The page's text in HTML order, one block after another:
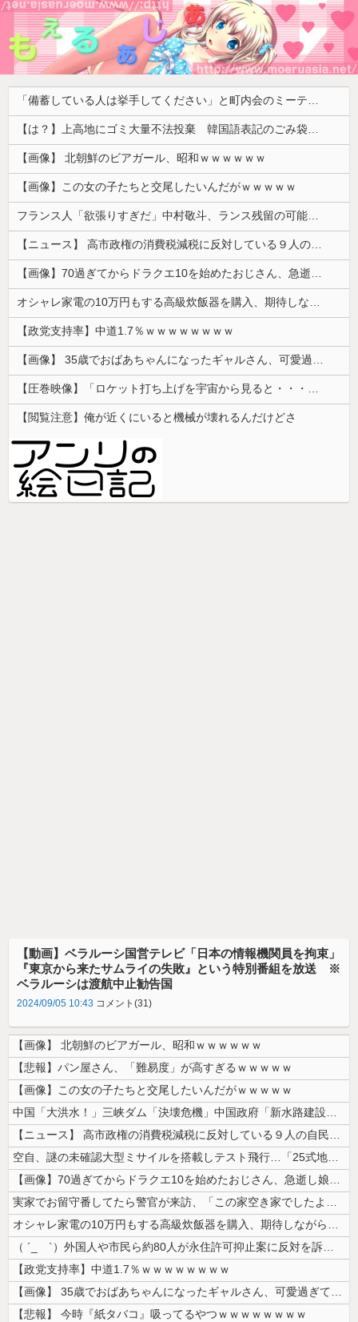
「備蓄している人は挙手してください」と町内会のミーティング、何の気なしに手を挙げてしまった結果……
【は？】上高地にゴミ大量不法投棄 韓国語表記のごみ袋に紙やプラスチック、缶、瓶などが混在 生肉やキムチ、ラーメンなどさまざまな生ごみ
【画像】 北朝鮮のビアガール、昭和ｗｗｗｗｗｗ
【画像】この女の子たちと交尾したいんだがｗｗｗｗｗ
フランス人「欲張りすぎだ」中村敬斗、ランス残留の可能性を会長が示唆！移籍金が交渉の壁に..現地サポの本音がこれ！【海外の反応】
【ニュース】 高市政権の消費税減税に反対している９人の自民党議員が全て判明！！！！ やっぱりコイツラかｗｗｗｗｗ
【画像】70過ぎてからドラクエ10を始めたおじさん、急逝し娘に色々開示されてしまう
オシャレ家電の10万円もする高級炊飯器を購入、期待しながら御飯を炊いてみた結果……
【政党支持率】中道1.7％ｗｗｗｗｗｗｗｗ
【画像】 35歳でおばあちゃんになったギャルさん、可愛過ぎて嫉妬不可避w w w w w w w w w w w
【圧巻映像】「ロケット打ち上げを宇宙から見ると・・・」の動画が衝撃的
【閲覧注意】俺が近くにいると機械が壊れるんだけどさ
【動画】ベラルーシ国営テレビ「日本の情報機関員を拘束」
『東京から来たサムライの失敗』という特別番組を放送 ※
ベラルーシは渡航中止勧告国
2024/09/05 10:43 コメント(31)
【画像】 北朝鮮のビアガール、昭和ｗｗｗｗｗｗ
【悲報】パン屋さん、「難易度」が高すぎるｗｗｗｗｗ
【画像】この女の子たちと交尾したいんだがｗｗｗｗｗ
中国「大洪水！」三峡ダム「決壊危機」中国政府「新水路建設！（三峡新水路...
【ニュース】 高市政権の消費税減税に反対している９人の自民党議員が全て...
空自、謎の未確認大型ミサイルを搭載しテスト飛行…「25式地対艦誘導弾」...
【画像】70過ぎてからドラクエ10を始めたおじさん、急逝し娘に色々開示...
実家でお留守番してたら警官が来訪、「この家空き家でしたよね？」と問いか...
オシャレ家電の10万円もする高級炊飯器を購入、期待しながら御飯を炊いて...
（ ´_ゝ`）外国人や市民ら約80人が永住許可抑止案に反対を訴え「選別...
【政党支持率】中道1.7％ｗｗｗｗｗｗｗｗ
【画像】 35歳でおばあちゃんになったギャルさん、可愛過ぎて嫉妬不可避...
【悲報】 今時『紙タバコ』吸ってるやつｗｗｗｗｗｗｗｗ